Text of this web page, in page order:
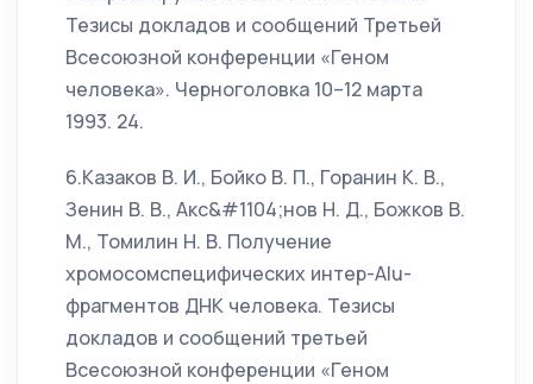
Тезисы докладов и сообщений Третьей
Всесоюзной конференции «Геном
человека». Черноголовка 10–12 марта
1993. 24.
6.Казаков В. И., Бойко В. П., Горанин К. В.,
Зенин В. В., Акс&#1104;нов Н. Д., Божков В.
М., Томилин Н. В. Получение
хромосомспецифических интер-Alu-
фрагментов ДНК человека. Тезисы
докладов и сообщений третьей
Всесоюзной конференции «Геном